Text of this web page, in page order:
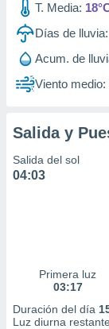
de
1199
T. Media:
Días de lluvia:
Acum. de
Viento medio:
Salida y
Salida del sol
04:03
Primera luz
03:17
Duración del día
Luz diurna